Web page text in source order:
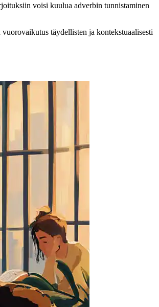
voisi kuulua adverbin tunnistaminen
täydellisten ja kontekstuaalisesti